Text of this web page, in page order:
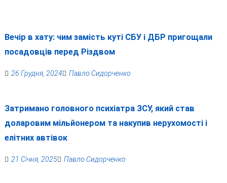
Вечір в хату: чим замість куті СБУ і ДБР пригощали
посадовців перед Різдвом
26 Грудня, 2024 Павло Сидорченко
Затримано головного психіатра ЗСУ, який став
доларовим мільйонером та накупив нерухомості і
елітних автівок
21 Січня, 2025 Павло Сидорченко